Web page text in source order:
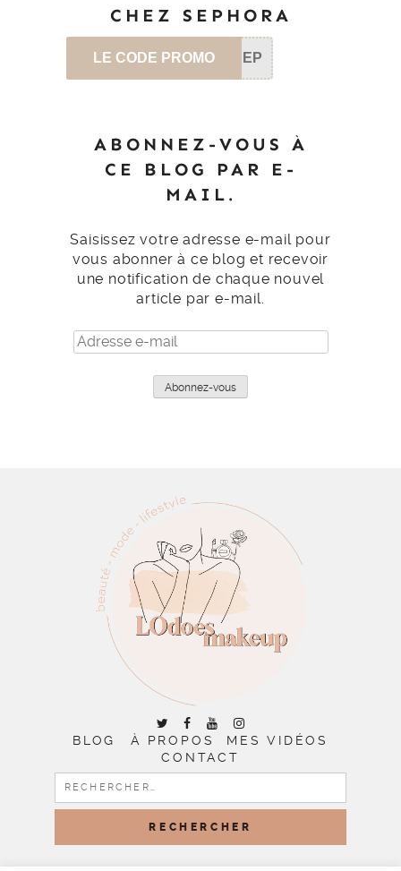
CHEZ SEPHORA
LE CODE PROMO SEP
ABONNEZ-VOUS À
CE BLOG PAR E-
MAIL.
Saisissez votre adresse e-mail pour
vous abonner à ce blog et recevoir
une notification de chaque nouvel
article par e-mail.
Adresse
e-
Abonnez-vous
BLOG À PROPOS
MES VIDÉOS
CONTACT
RECHERCHER :